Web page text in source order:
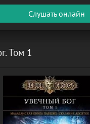
Эти две
Слушать онлайн
Том 1